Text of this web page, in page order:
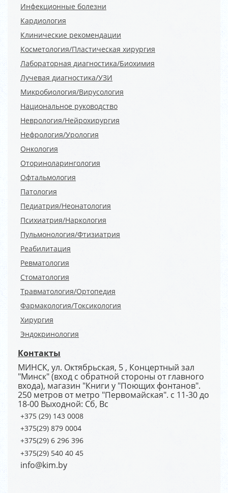
Инфекционные болезни
Кардиология
Клинические рекомендации
Косметология/Пластическая хирургия
Лабораторная диагностика/Биохимия
Лучевая диагностика/УЗИ
Микробиология/Вирусология
Национальное руководство
Неврология/Нейрохирургия
Нефрология/Урология
Онкология
Оториноларингология
Офтальмология
Патология
Педиатрия/Неонатология
Психиатрия/Наркология
Пульмонология/Фтизиатрия
Реабилитация
Ревматология
Стоматология
Травматология/Ортопедия
Фармакология/Токсикология
Хирургия
Эндокринология
Контакты
МИНСК, ул. Октябрьская, 5 , Концертный зал
"Минск" (вход с обратной стороны от главного
входа), магазин "Книги у "Поющих фонтанов".
250 метров от метро "Первомайская". с 11-30 до
18-00 Выходной: Сб, Вс
+375 (29) 143 0008
+375(29) 879 0004
+375(29) 6 296 396
+375(29) 540 40 45
info@kim.by